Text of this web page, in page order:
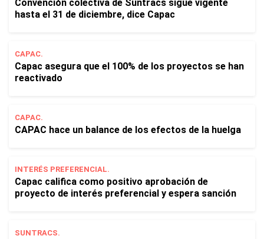
Convención colectiva de Suntracs sigue vigente
hasta el 31 de diciembre, dice Capac
CAPAC.
Capac asegura que el 100% de los proyectos se han
reactivado
CAPAC.
CAPAC hace un balance de los efectos de la huelga
INTERÉS PREFERENCIAL.
Capac califica como positivo aprobación de
proyecto de interés preferencial y espera sanción
SUNTRACS.